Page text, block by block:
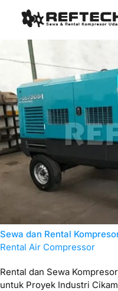
Sewa dan Rental
Rental Air Compressor
Rental dan Sewa
untuk Proyek Industri